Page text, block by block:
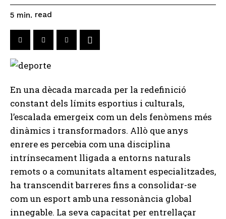
5 min. read
En una dècada marcada per la redefinició
constant dels límits esportius i culturals,
l’escalada emergeix com un dels fenòmens més
dinàmics i transformadors. Allò que anys
enrere es percebia com una disciplina
intrínsecament lligada a entorns naturals
remots o a comunitats altament especialitzades,
ha transcendit barreres fins a consolidar-se
com un esport amb una ressonància global
innegable. La seva capacitat per entrellaçar